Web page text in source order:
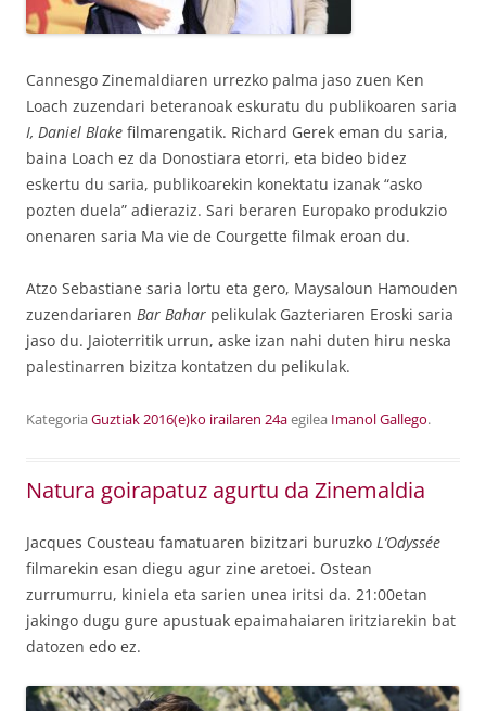
Cannesgo Zinemaldiaren urrezko palma jaso zuen Ken
Loach zuzendari beteranoak eskuratu du publikoaren saria
I, Daniel Blake filmarengatik. Richard Gerek eman du saria,
baina Loach ez da Donostiara etorri, eta bideo bidez
eskertu du saria, publikoarekin konektatu izanak “asko
pozten duela” adieraziz. Sari beraren Europako produkzio
onenaren saria Ma vie de Courgette filmak eroan du.
Atzo Sebastiane saria lortu eta gero, Maysaloun Hamouden
zuzendariaren Bar Bahar pelikulak Gazteriaren Eroski saria
jaso du. Jaioterritik urrun, aske izan nahi duten hiru neska
palestinarren bizitza kontatzen du pelikulak.
Kategoria Guztiak2016(e)ko irailaren 24aegilea Imanol Gallego.
Natura goirapatuz agurtu da Zinemaldia
Jacques Cousteau famatuaren bizitzari buruzko L’Odyssée
filmarekin esan diegu agur zine aretoei. Ostean
zurrumurru, kiniela eta sarien unea iritsi da. 21:00etan
jakingo dugu gure apustuak epaimahaiaren iritziarekin bat
datozen edo ez.